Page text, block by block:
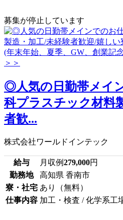
募集が停止しています
◎人気の日勤帯メイ
科プラスチック材料
者歓...
株式会社ワールドインテック
給与 月収例279,000円
勤務地
高知県 香南市
寮・社宅 あり（無料）
仕事内容 加工・検査 / 化学系工